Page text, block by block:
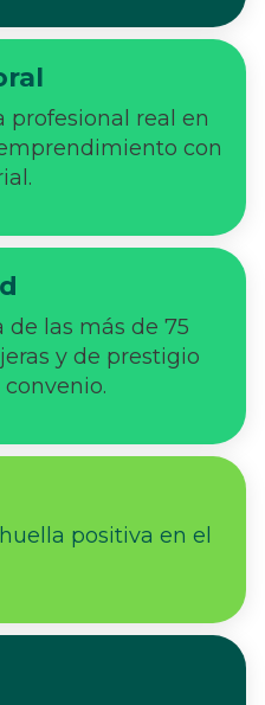
profesional real en
con
las más de 75
y de prestigio
positiva en el